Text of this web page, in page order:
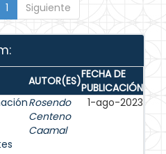
1 Siguiente
AUTOR(ES)FECHA DE
PUBLICACIÓN
Rosendo
Centeno
Caamal
1-ago-2023